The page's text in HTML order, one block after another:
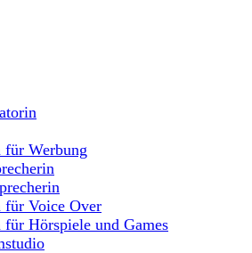
Schönrock
für Werbung
für Voice Over
für Hörspiele und Games